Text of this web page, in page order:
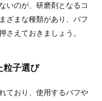
いのが、研磨剤となるコ
ざまな種類があり、バフ
さえておきましょう。
粒子選び
ており、使用するバフや